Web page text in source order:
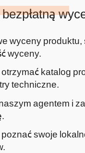
wyceny produktu,
wyceny.
katalog
techniczne.
agentem i
swoje